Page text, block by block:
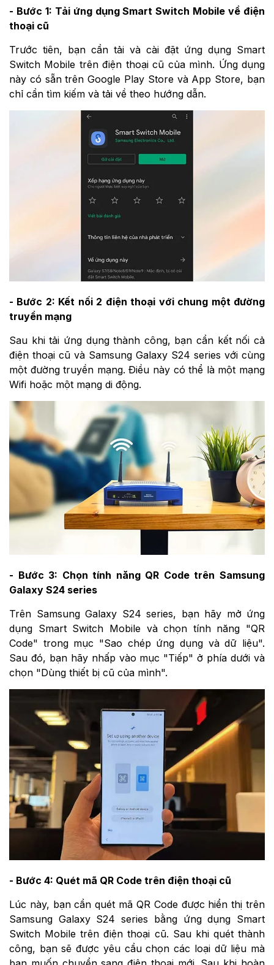
- Bước 1: Tải ứng dụng Smart Switch Mobile về điện
thoại cũ
Trước tiên, bạn cần tải và cài đặt ứng dụng Smart
Switch Mobile trên điện thoại cũ của mình. Ứng dụng
này có sẵn trên Google Play Store và App Store, bạn
chỉ cần tìm kiếm và tải về theo hướng dẫn.
- Bước 2: Kết nối 2 điện thoại với chung một đường
truyền mạng
Sau khi tải ứng dụng thành công, bạn cần kết nối cả
điện thoại cũ và Samsung Galaxy S24 series với cùng
một đường truyền mạng. Điều này có thể là một mạng
Wifi hoặc một mạng di động.
- Bước 3: Chọn tính năng QR Code trên Samsung
Galaxy S24 series
Trên Samsung Galaxy S24 series, bạn hãy mở ứng
dụng Smart Switch Mobile và chọn tính năng "QR
Code" trong mục "Sao chép ứng dụng và dữ liệu".
Sau đó, bạn hãy nhấp vào mục "Tiếp" ở phía dưới và
chọn "Dùng thiết bị cũ của mình".
- Bước 4: Quét mã QR Code trên điện thoại cũ
Lúc này, bạn cần quét mã QR Code được hiển thị trên
Samsung Galaxy S24 series bằng ứng dụng Smart
Switch Mobile trên điện thoại cũ. Sau khi quét thành
công, bạn sẽ được yêu cầu chọn các loại dữ liệu mà